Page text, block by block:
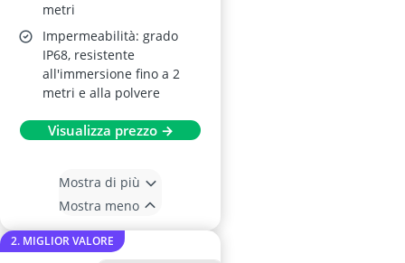
metri
Impermeabilità: grado
IP68, resistente
all'immersione fino a 2
metri e alla polvere
Visualizza prezzo →
Mostra di più
Mostra meno
2. MIGLIOR VALORE